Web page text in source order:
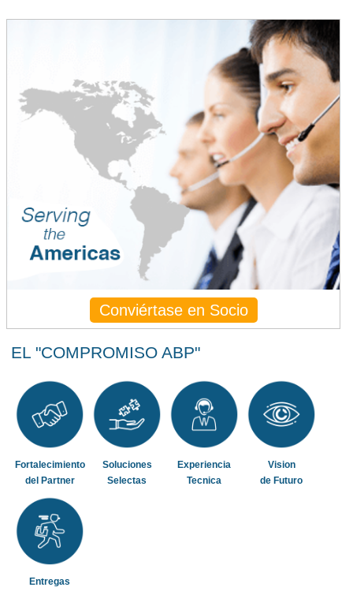
Conviértase en Socio
EL "COMPROMISO ABP"
Fortalecimiento
del Partner
Soluciones
Selectas
Experiencia
Tecnica
Vision
de Futuro
Entregas